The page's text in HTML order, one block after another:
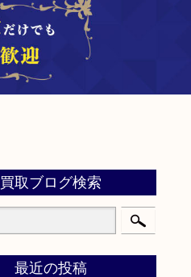
買取ブログ検索
最近の投稿